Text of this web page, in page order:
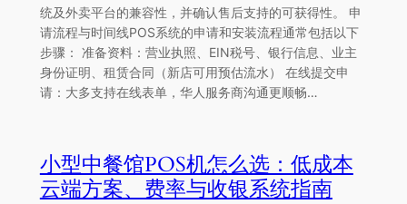
统及外卖平台的兼容性，并确认售后支持的可获得性。 申
请流程与时间线POS系统的申请和安装流程通常包括以下
步骤： 准备资料：营业执照、EIN税号、银行信息、业主
身份证明、租赁合同（新店可用预估流水） 在线提交申
请：大多支持在线表单，华人服务商沟通更顺畅…
小型中餐馆POS机怎么选：低成本
云端方案、费率与收银系统指南